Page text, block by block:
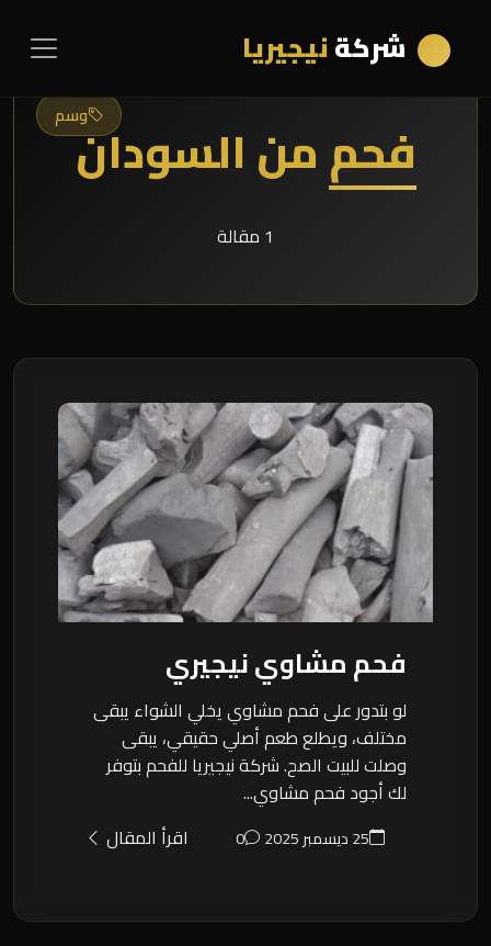
شركةنيجيريا
وسمفحم من السودان
1 مقالة
فحم مشاوي نيجيري
لو بتدور على فحم مشاوي يخلي الشواء يبقى
مختلف، ويطلع طعم أصلي حقيقي، يبقى
وصلت للبيت الصح. شركة نيجيريا للفحم بتوفر
لك أجود فحم مشاوي...
25 ديسمبر 2025 0 اقرأ المقال